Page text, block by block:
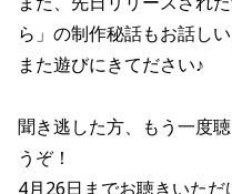
ら」の制作秘話もお話し
また遊びにきてださい♪
聞き逃した方、もう一度
うぞ！
4月26日までお聴きいただ